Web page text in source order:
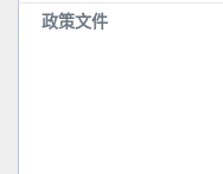
政策文件